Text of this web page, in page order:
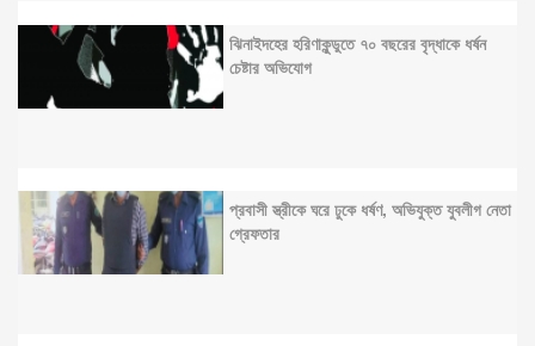
ঝিনাইদহের হরিণাকুন্ডুতে ৭০ বছরের বৃদ্ধাকে ধর্ষন
চেষ্টার অভিযোগ
প্রবাসী স্ত্রীকে ঘরে ঢুকে ধর্ষণ, অভিযুক্ত যুবলীগ নেতা
গ্রেফতার